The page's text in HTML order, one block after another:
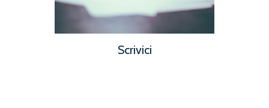
Scrivici